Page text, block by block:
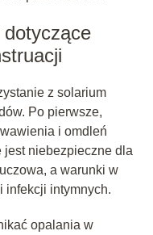
z solarium
Po pierwsze,
i omdleń
jest niebezpieczne dla
a warunki w
infekcji intymnych.
opalania w